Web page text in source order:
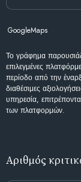
GoogleMaps
Το γράφημα
επιλεγμένες
περίοδο από την
διαθέσιμες
υπηρεσία,
των πλατφορμών.
Αριθμός